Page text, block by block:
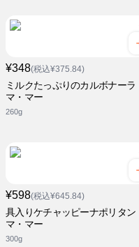
¥348(税込¥375.84)
ミルクたっぷりのカルボナーラ
マ・マー
260g
¥598(税込¥645.84)
具入りケチャッピーナポリタン
マ・マー
300g